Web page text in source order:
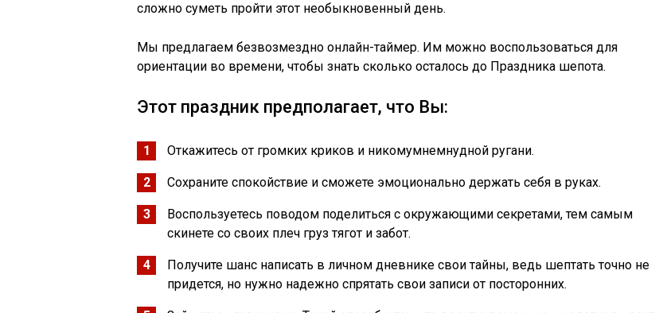
сложно суметь пройти этот необыкновенный день.
Мы предлагаем безвозмездно онлайн-таймер. Им можно воспользоваться для
ориентации во времени, чтобы знать сколько осталось до Праздника шепота.
Этот праздник предполагает, что Вы:
Откажитесь от громких криков и никомумнемнудной ругани.
Сохраните спокойствие и сможете эмоционально держать себя в руках.
Воспользуетесь поводом поделиться с окружающими секретами, тем самым
скинете со своих плеч груз тягот и забот.
Получите шанс написать в личном дневнике свои тайны, ведь шептать точно не
придется, но нужно надежно спрятать свои записи от посторонних.